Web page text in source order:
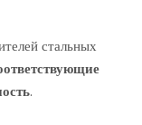
стальных
.